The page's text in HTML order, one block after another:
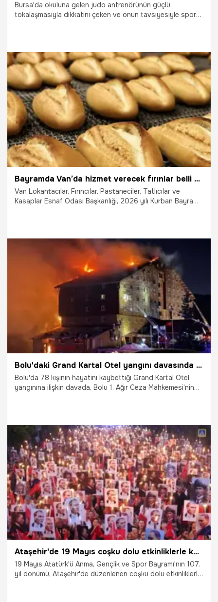
Bursa'da okuluna gelen judo antrenörünün güçlü
tokalaşmasıyla dikkatini çeken ve onun tavsiyesiyle spora
ablasıyla aynı minderde şampiyonluk için ter döküyor.
29.05.2026 Bursa
Bayramda Van’da hizmet verecek fırınlar belli oldu
Van Lokantacılar, Fırıncılar, Pastaneciler, Tatlıcılar ve
Kasaplar Esnaf Odası Başkanlığı, 2026 yılı Kurban Bayramı
Van
Bolu'daki Grand Kartal Otel yangını davasında istinaf kararını verdi
Bolu'da 78 kişinin hayatını kaybettiği Grand Kartal Otel
yangınına ilişkin davada, Bolu 1. Ağır Ceza Mahkemesi'nin
22.05.2026 Gündem
Ataşehir'de 19 Mayıs coşku dolu etkinliklerle kutlandı
19 Mayıs Atatürk'ü Anma, Gençlik ve Spor Bayramı'nın 107.
yıl dönümü, Ataşehir'de düzenlenen coşku dolu etkinliklerle